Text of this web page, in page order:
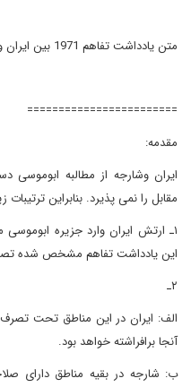
متن یادداشت تفاهم 1971 بین ایران و شارجه:
========================
مقدمه:
ایران وشارجه از مطالبه
مقابل را نمی پذیرد. بنابراین
۱ـ ارتش ایران وارد جزیره
این یادداشت تفاهم مشخص شده
۲ـ
الف: ایران در این مناطق تحت
آنجا برافراشته خواهد بود.
ب: شارجه در بقیه مناطق دارای